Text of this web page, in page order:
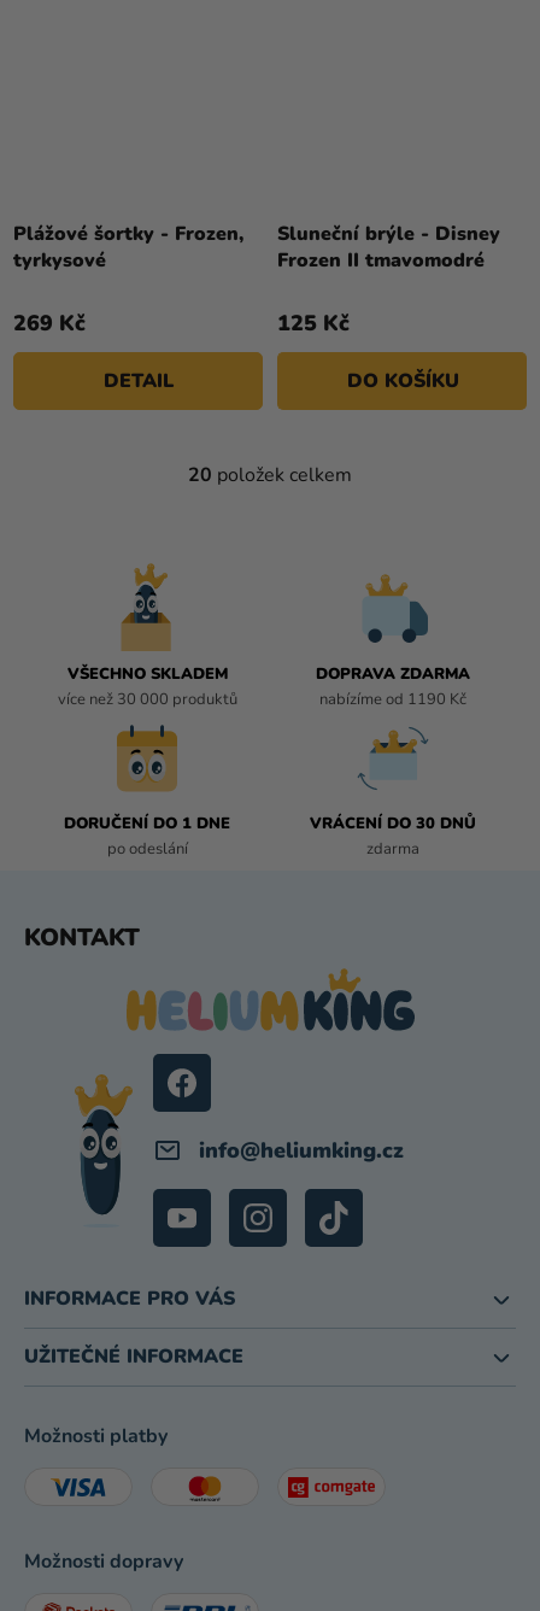
Plážové šortky - Frozen,
tyrkysové
269 Kč
DETAIL
Sluneční brýle - Disney
Frozen II tmavomodré
125 Kč
DO KOŠÍKU
O
20 položek celkem
VŠECHNO SKLADEM
více než 30 000 produktů
DOPRAVA ZDARMA
nabízíme od 1190 Kč
DORUČENÍ DO 1 DNE
po odeslání
VRÁCENÍ DO 30 DNŮ
zdarma
KONTAKT
info@heliumking.cz
INFORMACE PRO VÁS
UŽITEČNÉ INFORMACE
Možnosti platby
Možnosti dopravy